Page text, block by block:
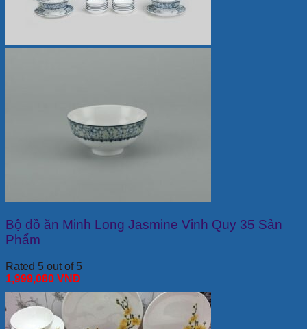
Bộ đồ ăn Minh Long Jasmine Vinh Quy 35 Sản
Phẩm
Rated 5 out of 5
1,999,080 VNĐ